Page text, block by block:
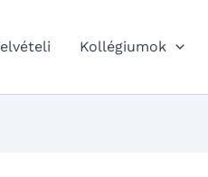
Kollégiumok